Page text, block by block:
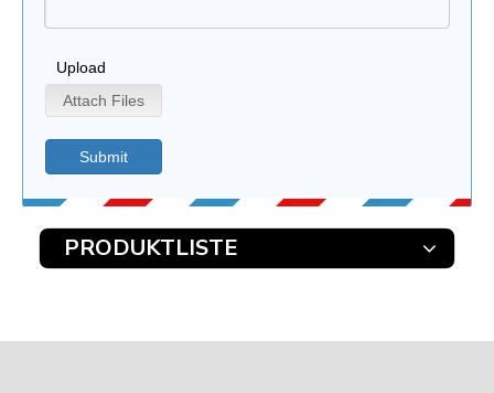
Upload
Attach Files
Submit
PRODUKTLISTE